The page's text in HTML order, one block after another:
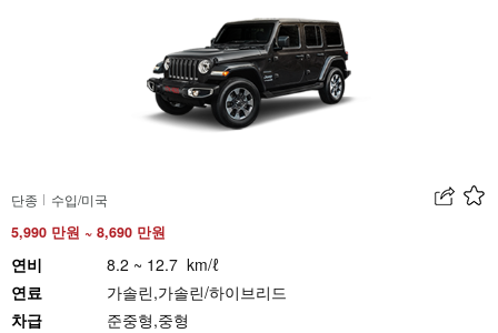
단종 수입/미국
5,990 만원 ~ 8,690 만원
연비
8.2 ~ 12.7 km/ℓ
연료
가솔린,가솔린/하이브리드
차급
준중형,중형